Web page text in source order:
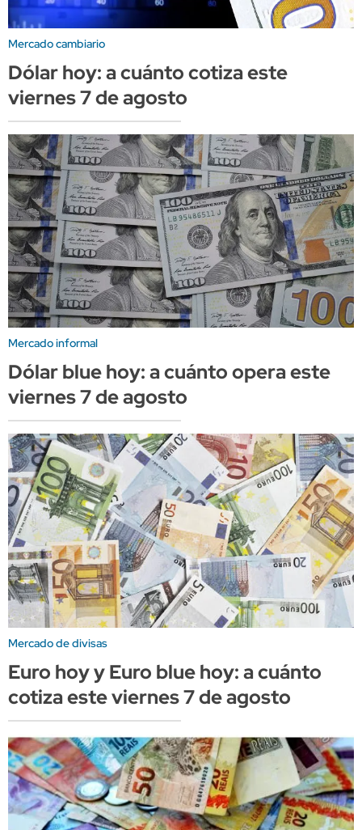
Mercado cambiario
Dólar hoy: a cuánto cotiza este
viernes 7 de agosto
Mercado informal
Dólar blue hoy: a cuánto opera este
viernes 7 de agosto
Mercado de divisas
Euro hoy y Euro blue hoy: a cuánto
cotiza este viernes 7 de agosto